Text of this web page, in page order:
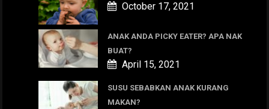
October 17, 2021
ANAK ANDA PICKY EATER? APA NAK
BUAT?
April 15, 2021
SUSU SEBABKAN ANAK KURANG
MAKAN?